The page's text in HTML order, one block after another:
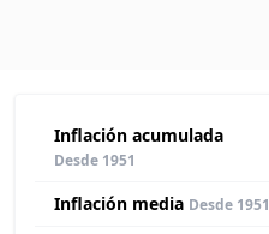
Inflación acumulada
Desde 1951
Inflación media Desde 1951